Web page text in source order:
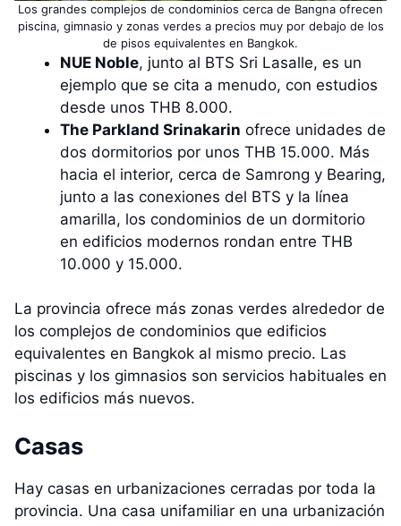
Los grandes complejos de condominios cerca de Bangna ofrecen
piscina, gimnasio y zonas verdes a precios muy por debajo de los
de pisos equivalentes en Bangkok.
NUE Noble, junto al BTS Sri Lasalle, es un
ejemplo que se cita a menudo, con estudios
desde unos THB 8.000.
The Parkland Srinakarin ofrece unidades de
dos dormitorios por unos THB 15.000. Más
hacia el interior, cerca de Samrong y Bearing,
junto a las conexiones del BTS y la línea
amarilla, los condominios de un dormitorio
en edificios modernos rondan entre THB
10.000 y 15.000.
La provincia ofrece más zonas verdes alrededor de
los complejos de condominios que edificios
equivalentes en Bangkok al mismo precio. Las
piscinas y los gimnasios son servicios habituales en
los edificios más nuevos.
Casas
Hay casas en urbanizaciones cerradas por toda la
provincia. Una casa unifamiliar en una urbanización